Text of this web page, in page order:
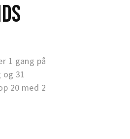
1 gang på
31
20 med 2